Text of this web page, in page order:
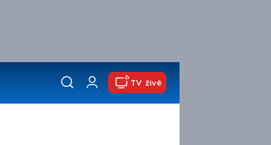
TV živě